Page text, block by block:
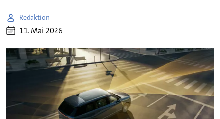
Redaktion
11. Mai 2026